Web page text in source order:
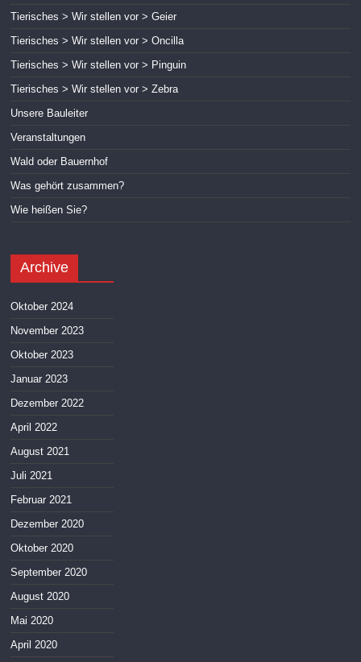
Tierisches > Wir stellen vor > Geier
Tierisches > Wir stellen vor > Oncilla
Tierisches > Wir stellen vor > Pinguin
Tierisches > Wir stellen vor > Zebra
Unsere Bauleiter
Veranstaltungen
Wald oder Bauernhof
Was gehört zusammen?
Wie heißen Sie?
Archive
Oktober 2024
November 2023
Oktober 2023
Januar 2023
Dezember 2022
April 2022
August 2021
Juli 2021
Februar 2021
Dezember 2020
Oktober 2020
September 2020
August 2020
Mai 2020
April 2020